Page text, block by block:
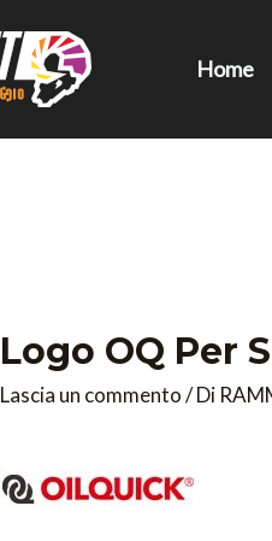
Home
Logo OQ Per
Lascia un commento / Di